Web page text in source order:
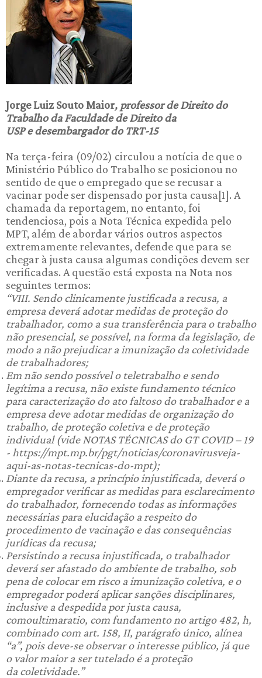
Jorge Luiz Souto Maior, professor de Direito do
Trabalho da Faculdade de Direito da
USP e desembargador do TRT-15
Na terça-feira (09/02) circulou a notícia de que o
Ministério Público do Trabalho se posicionou no
sentido de que o empregado que se recusar a
vacinar pode ser dispensado por justa causa[1]. A
chamada da reportagem, no entanto, foi
tendenciosa, pois a Nota Técnica expedida pelo
MPT, além de abordar vários outros aspectos
extremamente relevantes, defende que para se
chegar à justa causa algumas condições devem ser
verificadas. A questão está exposta na Nota nos
seguintes termos:
“VIII. Sendo clinicamente justificada a recusa, a
empresa deverá adotar medidas de proteção do
trabalhador, como a sua transferência para o trabalho
não presencial, se possível, na forma da legislação, de
modo a não prejudicar a imunização da coletividade
de trabalhadores;
Em não sendo possível o teletrabalho e sendo
legítima a recusa, não existe fundamento técnico
para caracterização do ato faltoso do trabalhador e a
empresa deve adotar medidas de organização do
trabalho, de proteção coletiva e de proteção
individual (vide NOTAS TÉCNICAS do GT COVID – 19
- https://mpt.mp.br/pgt/noticias/coronavirusveja-
aqui-as-notas-tecnicas-do-mpt);
Diante da recusa, a princípio injustificada, deverá o
empregador verificar as medidas para esclarecimento
do trabalhador, fornecendo todas as informações
necessárias para elucidação a respeito do
procedimento de vacinação e das consequências
jurídicas da recusa;
Persistindo a recusa injustificada, o trabalhador
deverá ser afastado do ambiente de trabalho, sob
pena de colocar em risco a imunização coletiva, e o
empregador poderá aplicar sanções disciplinares,
inclusive a despedida por justa causa,
comoultimaratio, com fundamento no artigo 482, h,
combinado com art. 158, II, parágrafo único, alínea
“a”, pois deve-se observar o interesse público, já que
o valor maior a ser tutelado é a proteção
da coletividade.”